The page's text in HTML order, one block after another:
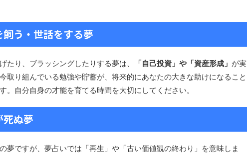
う・世話をする夢
たり、ブラッシングしたりする夢は、 「自己投資」や「資産形成」 が実
取り組んでいる勉強や貯蓄が、将来的にあなたの大きな助けになること
。自分自身の才能を育てる時間を大切にしてください。
ぬ夢
夢ですが、夢占いでは「再生」や「古い価値観の終わり」を意味しま